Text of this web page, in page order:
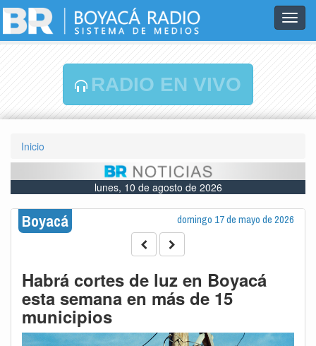
RADIO EN VIVO
Inicio
lunes, 10 de agosto de 2026
Boyacá domingo 17 de mayo de 2026
Habrá cortes de luz en Boyacá
esta semana en más de 15
municipios